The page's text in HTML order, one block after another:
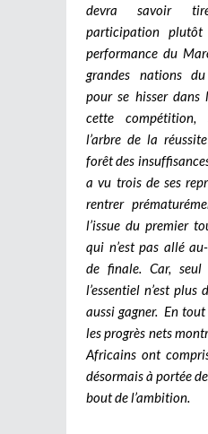
devra savoir
participation
performance du
grandes nations
pour se hisser
cette compétition,
l’arbre de la
forêt des
a vu trois de ses
rentrer
l’issue du premier
qui n’est pas allé
de finale. Car,
l’essentiel n’est
aussi gagner. En
les progrès nets
Africains ont
désormais à portée
bout de l’ambition.